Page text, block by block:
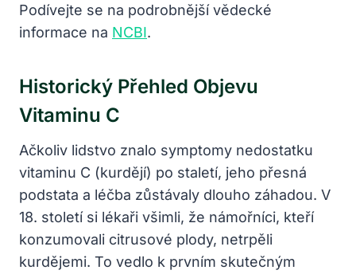
Podívejte se na podrobnější vědecké
informace na NCBI.
Historický Přehled Objevu
Vitaminu C
Ačkoliv lidstvo znalo symptomy nedostatku
vitaminu C (kurdějí) po staletí, jeho přesná
podstata a léčba zůstávaly dlouho záhadou. V
18. století si lékaři všimli, že námořníci, kteří
konzumovali citrusové plody, netrpěli
kurdějemi. To vedlo k prvním skutečným